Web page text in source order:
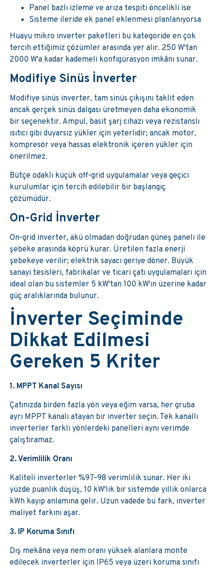
Panel bazlı izleme ve arıza tespiti öncelikli ise
Sisteme ileride ek panel eklenmesi planlanıyorsa
Huayu mikro inverter paketleri bu kategoride en çok
tercih ettiğimiz çözümler arasında yer alır. 250 W'tan
2000 W'a kadar kademeli konfigürasyon imkânı sunar.
Modifiye Sinüs İnverter
Modifiye sinüs inverter, tam sinüs çıkışını taklit eden
ancak gerçek sinüs dalgası üretmeyen daha ekonomik
bir seçenektir. Ampul, basit şarj cihazı veya rezistanslı
ısıtıcı gibi duyarsız yükler için yeterlidir; ancak motor,
kompresör veya hassas elektronik içeren yükler için
önerilmez.
Bütçe odaklı küçük off-grid uygulamalar veya geçici
kurulumlar için tercih edilebilir bir başlangıç
çözümüdür.
On-Grid İnverter
On-grid inverter, akü olmadan doğrudan güneş paneli ile
şebeke arasında köprü kurar. Üretilen fazla enerji
şebekeye verilir; elektrik sayacı geriye döner. Büyük
sanayi tesisleri, fabrikalar ve ticari çatı uygulamaları için
ideal olan bu sistemler 5 kW'tan 100 kW'ın üzerine kadar
güç aralıklarında bulunur.
İnverter Seçiminde
Dikkat Edilmesi
Gereken 5 Kriter
1. MPPT Kanal Sayısı
Çatınızda birden fazla yön veya eğim varsa, her gruba
ayrı MPPT kanalı atayan bir inverter seçin. Tek kanallı
inverterler farklı yönlerdeki panelleri aynı verimde
çalıştıramaz.
2. Verimlilik Oranı
Kaliteli inverterler %97–98 verimlilik sunar. Her iki
yüzde puanlık düşüş, 10 kW'lık bir sistemde yıllık onlarca
kWh kayıp anlamına gelir. Uzun vadede bu fark, inverter
maliyet farkını aşar.
3. IP Koruma Sınıfı
Dış mekâna veya nem oranı yüksek alanlara monte
edilecek inverterler için IP65 veya üzeri koruma sınıfı